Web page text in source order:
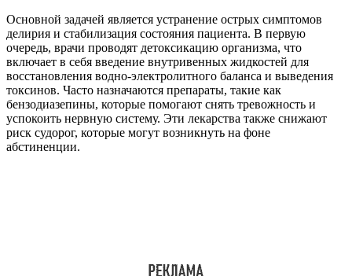
Основной задачей является устранение острых симптомов
делирия и стабилизация состояния пациента. В первую
очередь, врачи проводят детоксикацию организма, что
включает в себя введение внутривенных жидкостей для
восстановления водно-электролитного баланса и выведения
токсинов. Часто назначаются препараты, такие как
бензодиазепины, которые помогают снять тревожность и
успокоить нервную систему. Эти лекарства также снижают
риск судорог, которые могут возникнуть на фоне
абстиненции.